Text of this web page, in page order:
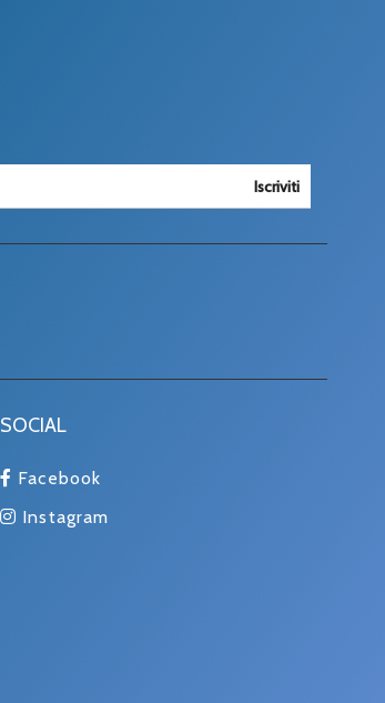
Iscriviti
SOCIAL
Facebook
Instagram